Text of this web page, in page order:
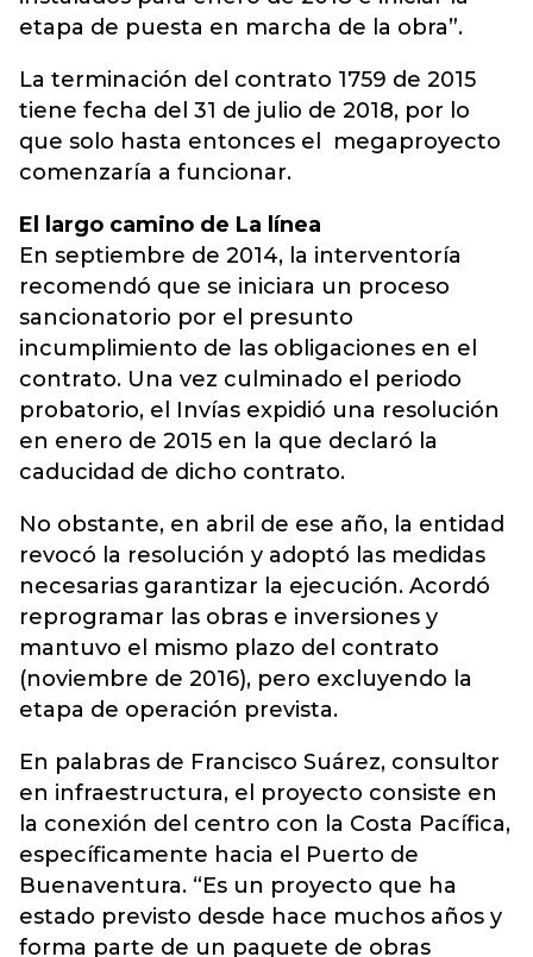
etapa de puesta en marcha de la obra”.
La terminación del contrato 1759 de 2015
tiene fecha del 31 de julio de 2018, por lo
que solo hasta entonces el megaproyecto
comenzaría a funcionar.
El largo camino de La línea
En septiembre de 2014, la interventoría
recomendó que se iniciara un proceso
sancionatorio por el presunto
incumplimiento de las obligaciones en el
contrato. Una vez culminado el periodo
probatorio, el Invías expidió una resolución
en enero de 2015 en la que declaró la
caducidad de dicho contrato.
No obstante, en abril de ese año, la entidad
revocó la resolución y adoptó las medidas
necesarias garantizar la ejecución. Acordó
reprogramar las obras e inversiones y
mantuvo el mismo plazo del contrato
(noviembre de 2016), pero excluyendo la
etapa de operación prevista.
En palabras de Francisco Suárez, consultor
en infraestructura, el proyecto consiste en
la conexión del centro con la Costa Pacífica,
específicamente hacia el Puerto de
Buenaventura. “Es un proyecto que ha
estado previsto desde hace muchos años y
forma parte de un paquete de obras